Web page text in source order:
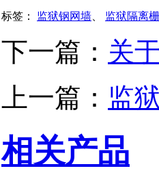
标签： 监狱钢网墙 监狱隔离栅
下一篇： 关
上一篇： 监
相关产品